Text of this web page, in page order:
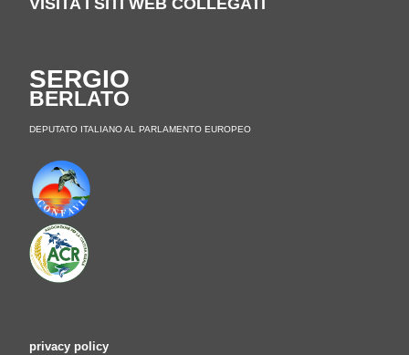
VISITA I SITI WEB COLLEGATI
SERGIO
BERLATO
DEPUTATO ITALIANO AL PARLAMENTO EUROPEO
privacy policy